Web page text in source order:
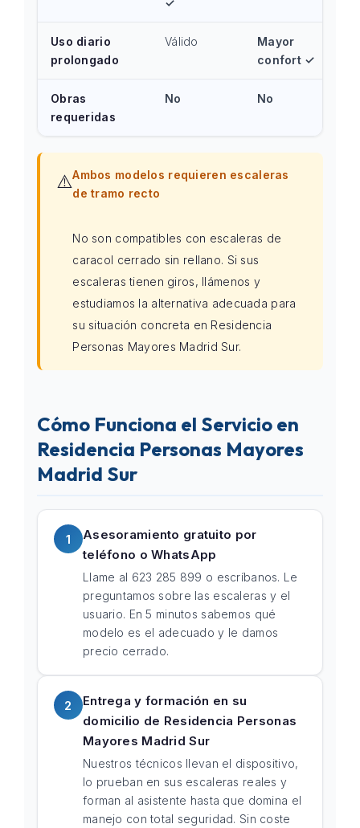
✓
Uso diario
prolongado
Válido
Mayor
confort ✓
Obras
requeridas
No No
⚠️Ambos modelos requieren escaleras
de tramo recto
No son compatibles con escaleras de
caracol cerrado sin rellano. Si sus
escaleras tienen giros, llámenos y
estudiamos la alternativa adecuada para
su situación concreta en Residencia
Personas Mayores Madrid Sur.
Cómo Funciona el Servicio en
Residencia Personas Mayores
Madrid Sur
1
Asesoramiento gratuito por
teléfono o WhatsApp
Llame al 623 285 899 o escríbanos. Le
preguntamos sobre las escaleras y el
usuario. En 5 minutos sabemos qué
modelo es el adecuado y le damos
precio cerrado.
2
Entrega y formación en su
domicilio de Residencia Personas
Mayores Madrid Sur
Nuestros técnicos llevan el dispositivo,
lo prueban en sus escaleras reales y
forman al asistente hasta que domina el
manejo con total seguridad. Sin coste